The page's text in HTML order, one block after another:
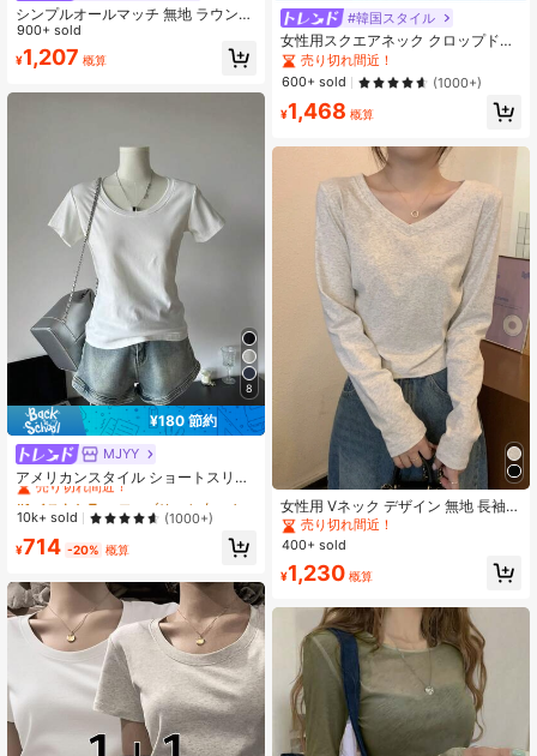
シンプルオールマッチ 無地 ラウンド
ネック スリミングウエスト 七分袖ト
ップス、多用途カジュアル春
900+ sold
¥1,207 概算
8
¥180 節約
MJYY
アメリカンスタイル ショートスリー
ブ クルーネック フィッテッド Tシャ
ツ レディース、春夏、新作ホワイト
カジュアルトップス
#1 ベストセラー
売り切れ間近！
#1 ベストセラー
売り切れ間近！
#1 ベストセラー
売り切れ間近！
#1 ベストセラー
売り切れ間近！
10k+ sold (1000+)
¥714 -20% 概算
#韓国スタイル
女性用スクエアネック クロップドT
シャツ、ラッシュデザイン フィッテ
ィング ショート ミドリフ露出トップ
ス カジュアル
売り切れ間近！
600+ sold
(1000+)
¥1,468 概算
女性用 Vネック デザイン 無地 長袖
ベースレイヤー Tシャツ、多用途、
秋冬カジュアル春
売り切れ間近！
400+ sold
¥1,230 概算